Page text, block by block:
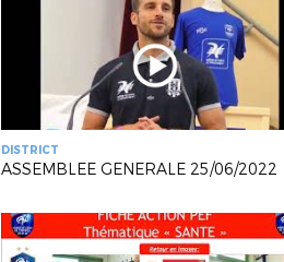
DISTRICT
ASSEMBLEE GENERALE 25/06/2022